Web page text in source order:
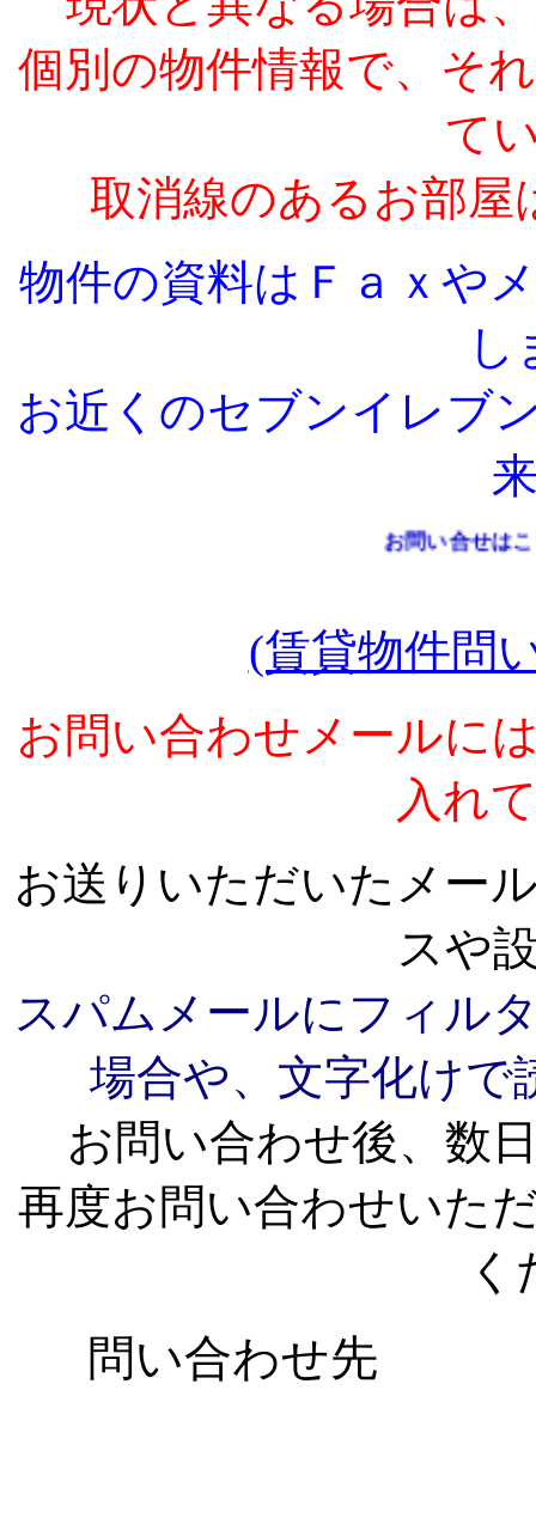
個別の物件情報で、そ
て
取消線のあるお部屋
物件の資料はＦａｘや
し
お近くのセブンイレブ
お問い合せはこちら
(賃貸物件問
お問い合わせメールに
入れ
お送りいただいたメー
スや
スパムメールにフィル
場合や、文字化けで
お問い合わせ後、数
再度お問い合わせいた
く
問い合わせ先